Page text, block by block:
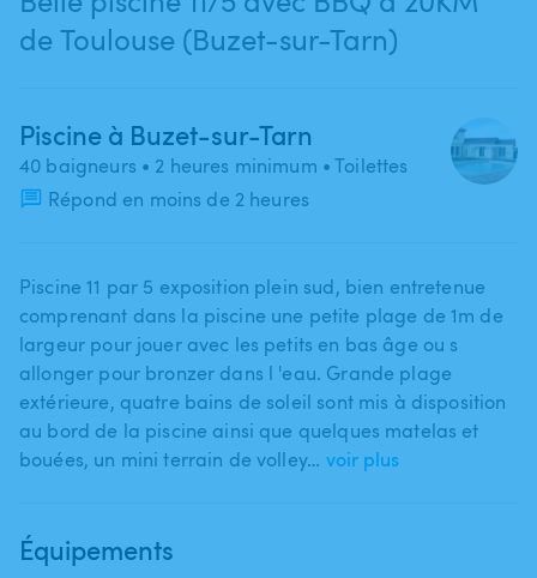
de Toulouse (Buzet-sur-Tarn)
Piscine à Buzet-sur-Tarn
40 baigneurs • 2 heures minimum • Toilettes
Répond en moins de 2 heures
Piscine 11 par 5 exposition plein sud​,​ bien entretenue
comprenant dans la piscine une petite plage de 1m de
largeur pour jouer avec les petits en bas âge ou s
allonger pour bronzer dans l 'eau. Grande plage
extérieure​,​ quatre bains de soleil sont mis à disposition
au bord de la piscine ainsi que quelques matelas et
bouées​,​ un mini terrain de volley… voir plus
Équipements